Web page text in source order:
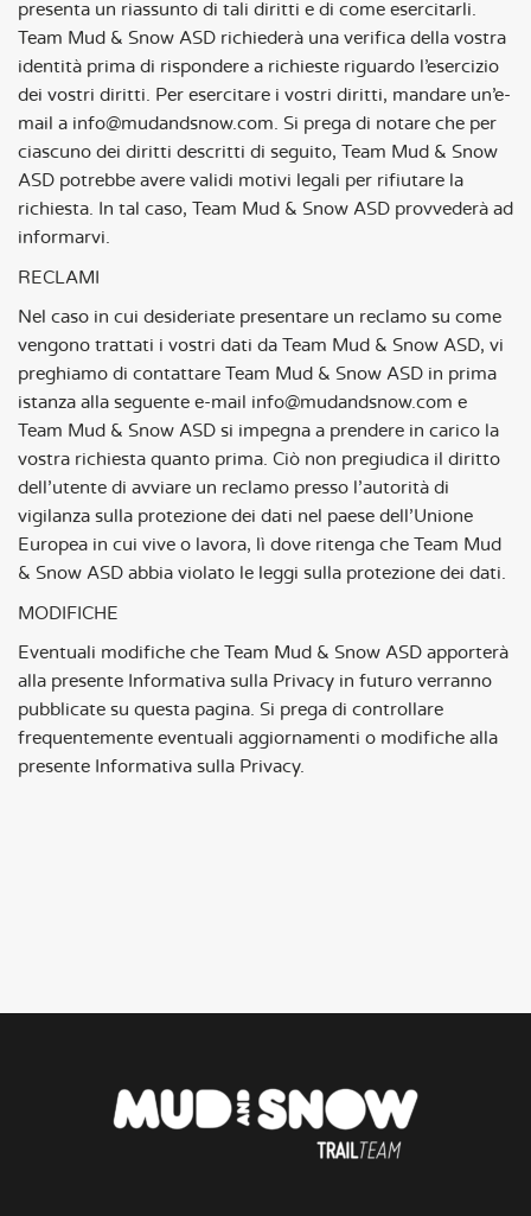
presenta un riassunto di tali diritti e di come esercitarli.
Team Mud & Snow ASD richiederà una verifica della vostra
identità prima di rispondere a richieste riguardo l’esercizio
dei vostri diritti. Per esercitare i vostri diritti, mandare un’e-
mail a info@mudandsnow.com. Si prega di notare che per
ciascuno dei diritti descritti di seguito, Team Mud & Snow
ASD potrebbe avere validi motivi legali per rifiutare la
richiesta. In tal caso, Team Mud & Snow ASD provvederà ad
informarvi.
RECLAMI
Nel caso in cui desideriate presentare un reclamo su come
vengono trattati i vostri dati da Team Mud & Snow ASD, vi
preghiamo di contattare Team Mud & Snow ASD in prima
istanza alla seguente e-mail info@mudandsnow.com e
Team Mud & Snow ASD si impegna a prendere in carico la
vostra richiesta quanto prima. Ciò non pregiudica il diritto
dell’utente di avviare un reclamo presso l’autorità di
vigilanza sulla protezione dei dati nel paese dell’Unione
Europea in cui vive o lavora, lì dove ritenga che Team Mud
& Snow ASD abbia violato le leggi sulla protezione dei dati.
MODIFICHE
Eventuali modifiche che Team Mud & Snow ASD apporterà
alla presente Informativa sulla Privacy in futuro verranno
pubblicate su questa pagina. Si prega di controllare
frequentemente eventuali aggiornamenti o modifiche alla
presente Informativa sulla Privacy.